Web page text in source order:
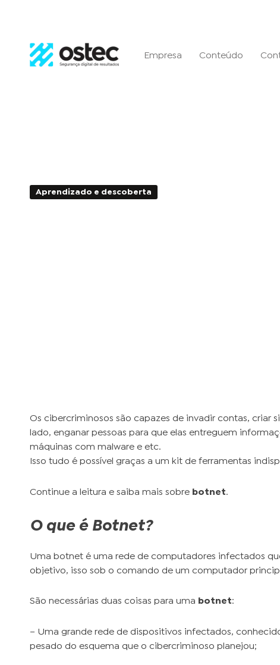
Empresa Conteúdo
Aprendizado e descoberta
Os cibercriminosos são capazes de invadir contas, criar
lado, enganar pessoas para que elas entreguem
máquinas com malware e etc.
Isso tudo é possível graças a um kit de ferramentas
Continue a leitura e saiba mais sobre botnet.
O que é Botnet?
Uma botnet é uma rede de computadores infectados
objetivo, isso sob o comando de um computador
São necessárias duas coisas para uma botnet:
– Uma grande rede de dispositivos infectados,
pesado do esquema que o cibercriminoso planejou;